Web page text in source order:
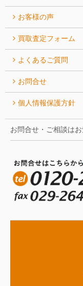
お客様の声
買取査定フォーム
よくあるご質問
お問合せ
個人情報保護方針
お問合せ・ご相談は